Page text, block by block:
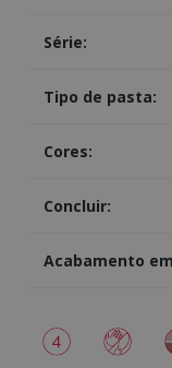
Série:
Tipo de pasta:
Cores:
Concluir:
Acabamento